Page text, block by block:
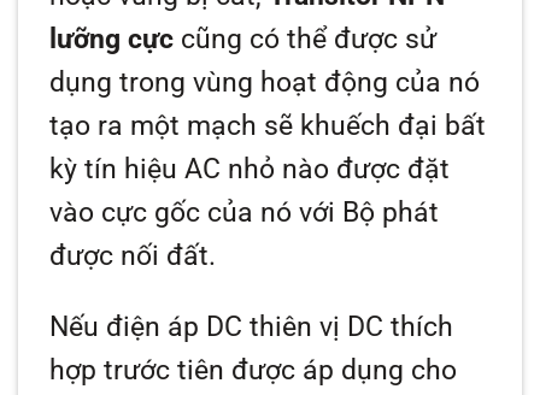
lưỡng cực cũng có thể được sử
dụng trong vùng hoạt động của nó
tạo ra một mạch sẽ khuếch đại bất
kỳ tín hiệu AC nhỏ nào được đặt
vào cực gốc của nó với Bộ phát
được nối đất.
Nếu điện áp DC thiên vị DC thích
hợp trước tiên được áp dụng cho